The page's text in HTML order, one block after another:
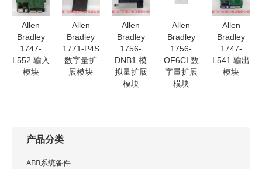
Allen
Bradley
1747-
L552 输入
模块
Allen
Bradley
1771-P4S
数字量扩
展模块
Allen
Bradley
1756-
DNB1 模
拟量扩展
模块
Allen
Bradley
1756-
OF6CI 数
字量扩展
模块
Allen
Bradley
1747-
L541 输出
模块
产品分类
ABB系统备件